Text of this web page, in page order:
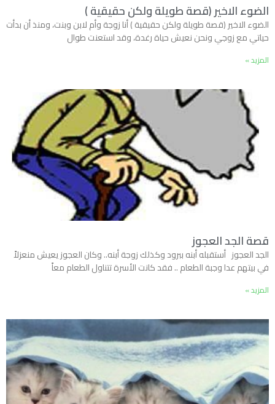
الضوء الاخير (قصة طويلة ولكن حقيقية )
الضوء الاخير (قصة طويلة ولكن حقيقية ) أنا زوجة وأم لابن وبنت، ومنذ أن بدأت
حياتي مع زوجي ونحن نعيش حياة رغدة، وقد استعنت طوال
المزيد »
قصة الجد العجوز
الجد العجوز أستقبله أبنه ببرود وكذلك زوجة أبنه.. وكان العجوز يعيش منعزلاً
في بيتهم عدا وجبة الطعام .. فقد كانت الأسرة تتناول الطعام معاً
المزيد »